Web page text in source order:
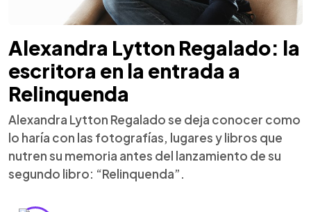
Alexandra Lytton Regalado: la
escritora en la entrada a
Relinquenda
Alexandra Lytton Regalado se deja conocer como
lo haría con las fotografías, lugares y libros que
nutren su memoria antes del lanzamiento de su
segundo libro: “Relinquenda”.